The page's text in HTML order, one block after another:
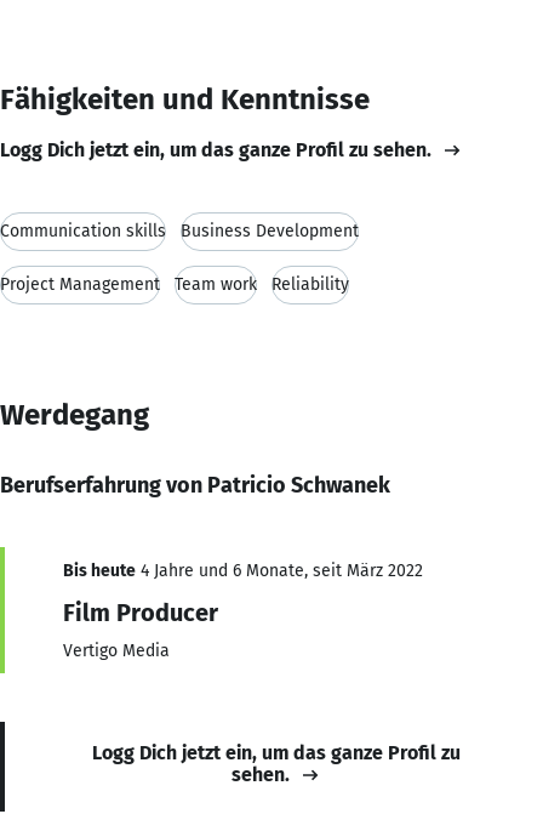
Fähigkeiten und Kenntnisse
Logg Dich jetzt ein, um das ganze Profil zu sehen.
Communication skills Business Development
Project Management Team work Reliability
Werdegang
Berufserfahrung von Patricio Schwanek
Bis heute 4 Jahre und 6 Monate, seit März 2022
Film Producer
Vertigo Media
Logg Dich jetzt ein, um das ganze Profil zu
sehen.